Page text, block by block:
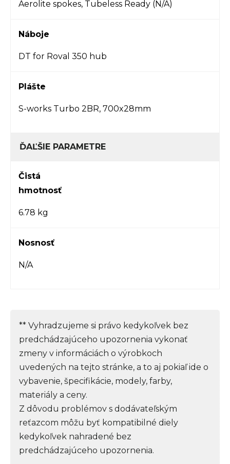
Aerolite spokes, Tubeless Ready (N/A)
Náboje
DT for Roval 350 hub
Plášte
S-works Turbo 2BR, 700x28mm
ĎAĽŠIE PARAMETRE
Čistá
hmotnosť
6.78 kg
Nosnosť
N/A
** Vyhradzujeme si právo kedykoľvek bez
predchádzajúceho upozornenia vykonať
zmeny v informáciách o výrobkoch
uvedených na tejto stránke, a to aj pokiaľ ide o
vybavenie, špecifikácie, modely, farby,
materiály a ceny.
Z dôvodu problémov s dodávateľským
reťazcom môžu byť kompatibilné diely
kedykoľvek nahradené bez
predchádzajúceho upozornenia.